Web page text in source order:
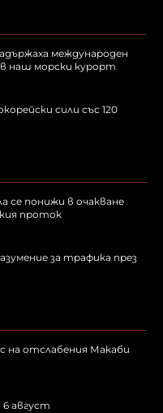
международен
наш морски курорт
сили със 120
се понижи в очакване
проток
за трафика през
на отслабения Макаби
август